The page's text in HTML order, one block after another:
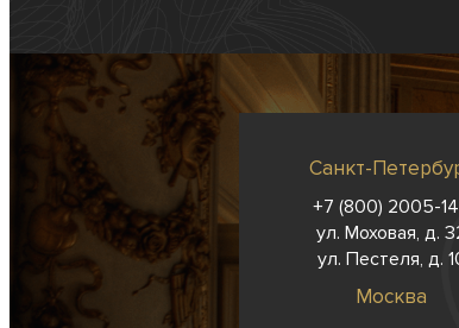
Санкт-
+7 (800) 2005-
ул. Моховая, д.
ул. Пестеля, д.
Москва